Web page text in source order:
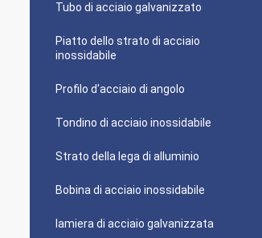
Tubo di acciaio galvanizzato
Piatto dello strato di acciaio
inossidabile
Profilo d'acciaio di angolo
Tondino di acciaio inossidabile
Strato della lega di alluminio
Bobina di acciaio inossidabile
lamiera di acciaio galvanizzata